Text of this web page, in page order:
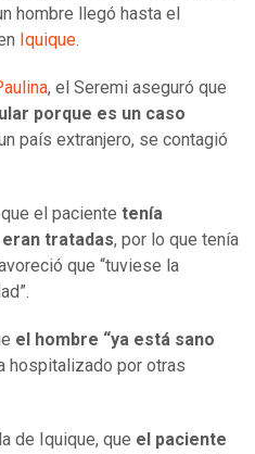
hombre llegó hasta el
Iquique.
, el Seremi aseguró que
porque es un caso
país extranjero, se contagió
el paciente tenía
tratadas, por lo que tenía
que “tuviese la
el hombre “ya está sano
hospitalizado por otras
de Iquique, que el paciente